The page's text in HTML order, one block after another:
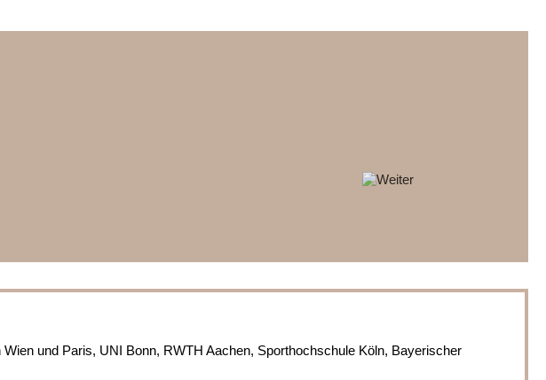
und Paris, UNI Bonn, RWTH Aachen, Sporthochschule Köln, Bayerischer